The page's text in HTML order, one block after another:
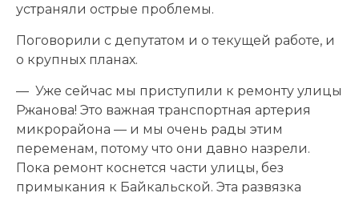
устраняли острые проблемы.
Поговорили с депутатом и о текущей работе, и
о крупных планах.
— Уже сейчас мы приступили к ремонту улицы
Ржанова! Это важная транспортная артерия
микрорайона — и мы очень рады этим
переменам, потому что они давно назрели.
Пока ремонт коснется части улицы, без
примыкания к Байкальской. Эта развязка